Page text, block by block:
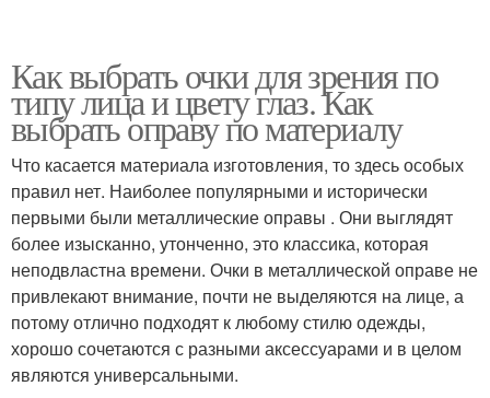
Как выбрать очки для зрения по
типу лица и цвету глаз. Как
выбрать оправу по материалу
Что касается материала изготовления, то здесь особых
правил нет. Наиболее популярными и исторически
первыми были металлические оправы . Они выглядят
более изысканно, утонченно, это классика, которая
неподвластна времени. Очки в металлической оправе не
привлекают внимание, почти не выделяются на лице, а
потому отлично подходят к любому стилю одежды,
хорошо сочетаются с разными аксессуарами и в целом
являются универсальными.